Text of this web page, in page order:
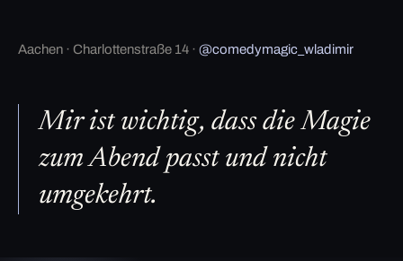
Aachen · Charlottenstraße 14 · @comedymagic_wladimir
Mir ist wichtig, dass die Magie
zum Abend passt und nicht
umgekehrt.